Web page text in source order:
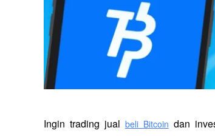
Ingin trading jual beli Bitcoin dan